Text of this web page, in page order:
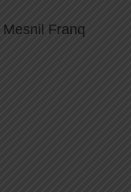
Mesnil Franq